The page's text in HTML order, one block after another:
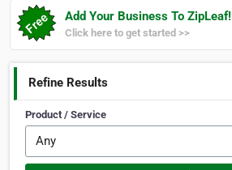
Add Your Business To ZipLeaf!
Click here to get started >>
Refine Results
Product / Service